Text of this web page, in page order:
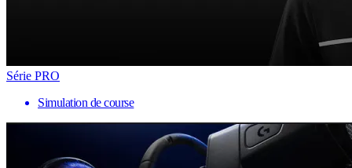
Série PRO
Simulation de course